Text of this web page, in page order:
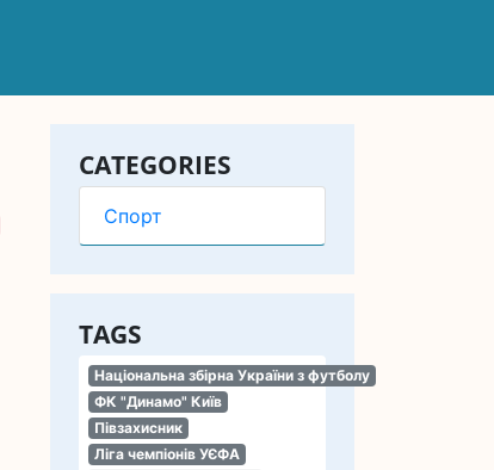
CATEGORIES
Спорт
TAGS
Національна збірна України з футболу
ФК "Динамо" Київ
Півзахисник
Ліга чемпіонів УЄФА